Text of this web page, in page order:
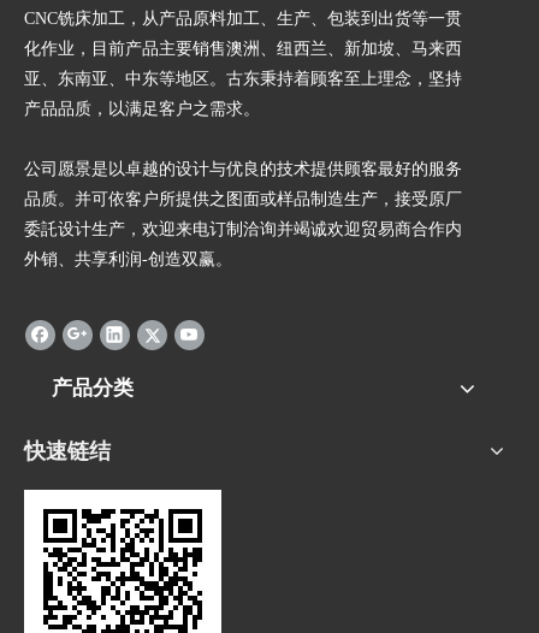
CNC铣床加工，从产品原料加工、生产、包装到出货等一贯
化作业，目前产品主要销售澳洲、纽西兰、新加坡、马来西
亚、东南亚、中东等地区。古东秉持着顾客至上理念，坚持
产品品质，以满足客户之需求。
公司愿景是以卓越的设计与优良的技术提供顾客最好的服务
品质。并可依客户所提供之图面或样品制造生产，接受原厂
委託设计生产，欢迎来电订制洽询并竭诚欢迎贸易商合作内
外销、共享利润-创造双赢。
产品分类
快速链结